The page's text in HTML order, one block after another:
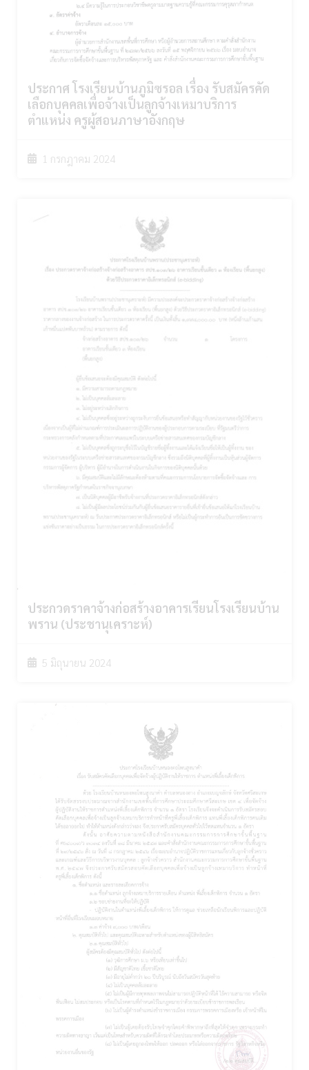
ประกาศ โรงเรียนบ้านภูมิซรอล เรื่อง รับสมัครคัด
เลือกบุคคลเพื่อจ้างเป็นลูกจ้างเหมาบริการ
ตำแหน่ง ครูผู้สอนภาษาอังกฤษ
1 กรกฎาคม 2024
ประกวดราคาจ้างก่อสร้างอาคารเรียนโรงเรียนบ้าน
พราน (ประชานุเคราะห์)
5 มิถุนายน 2024